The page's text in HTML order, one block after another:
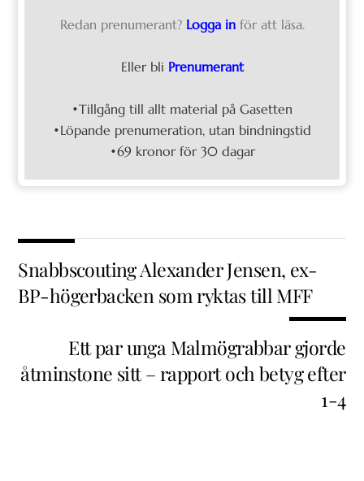
Redan prenumerant? Logga in för att läsa.
Eller bli Prenumerant
•Tillgång till allt material på Gasetten
•Löpande prenumeration, utan bindningstid
•69 kronor för 30 dagar
Snabbscouting Alexander Jensen, ex-
BP-högerbacken som ryktas till MFF
Ett par unga Malmögrabbar gjorde
åtminstone sitt – rapport och betyg efter
1-4